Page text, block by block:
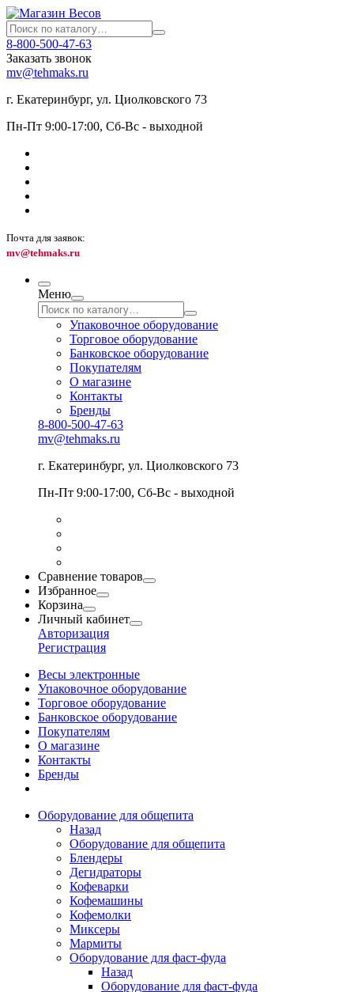
8-800-500-47-63
Заказать звонок
mv@tehmaks.ru
г. Екатеринбург, ул. Циолковского 73
Пн-Пт 9:00-17:00, Сб-Вс - выходной
Почта для заявок:
mv@tehmaks.ru
Меню
Упаковочное оборудование
Торговое оборудование
Банковское оборудование
Покупателям
О магазине
Контакты
Бренды
8-800-500-47-63
mv@tehmaks.ru
г. Екатеринбург, ул. Циолковского 73
Пн-Пт 9:00-17:00, Сб-Вс - выходной
Сравнение товаров
Избранное
Корзина
Личный кабинет
Авторизация
Регистрация
Весы электронные
Упаковочное оборудование
Торговое оборудование
Банковское оборудование
Покупателям
О магазине
Контакты
Бренды
Оборудование для общепита
Назад
Оборудование для общепита
Блендеры
Дегидраторы
Кофеварки
Кофемашины
Кофемолки
Миксеры
Мармиты
Оборудование для фаст-фуда
Назад
Оборудование для фаст-фуда